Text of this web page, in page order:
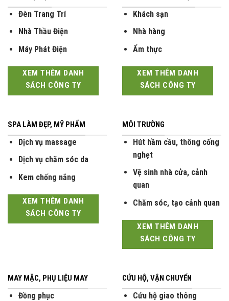
Đèn Trang Trí
Nhà Thầu Điện
Máy Phát Điện
XEM THÊM DANH
SÁCH CÔNG TY
Khách sạn
Nhà hàng
Ẩm thực
XEM THÊM DANH
SÁCH CÔNG TY
SPA LÀM ĐẸP, MỸ PHẨM
Dịch vụ massage
Dịch vụ chăm sóc da
Kem chống nắng
XEM THÊM DANH
SÁCH CÔNG TY
MÔI TRƯỜNG
Hút hầm cầu, thông cống
nghẹt
Vệ sinh nhà cửa, cảnh
quan
Chăm sóc, tạo cảnh quan
XEM THÊM DANH
SÁCH CÔNG TY
MAY MẶC, PHỤ LIỆU MAY
Đồng phục
CỨU HỘ, VẬN CHUYỂN
Cứu hộ giao thông